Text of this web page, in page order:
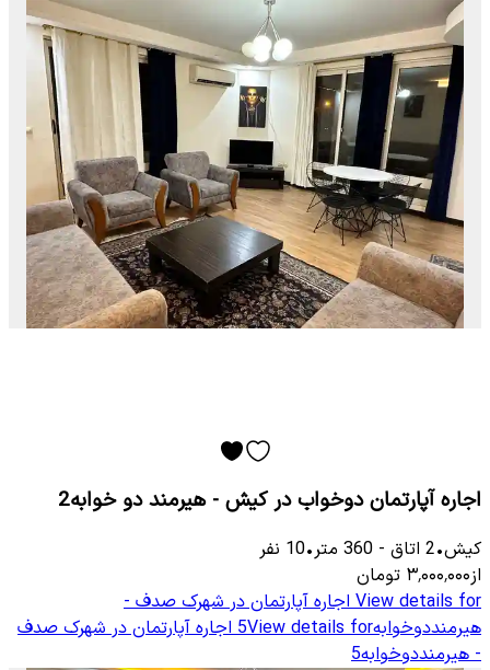
اجاره آپارتمان دوخواب در کیش - هیرمند دو خوابه2
کیش•
2 اتاق -
360 متر•
10 نفر
از۳٬۰۰۰٬۰۰۰ تومان
View details for اجاره آپارتمان در شهرک صدف -
هیرمنددوخوابه5View details for اجاره آپارتمان در شهرک صدف
- هیرمنددوخوابه5